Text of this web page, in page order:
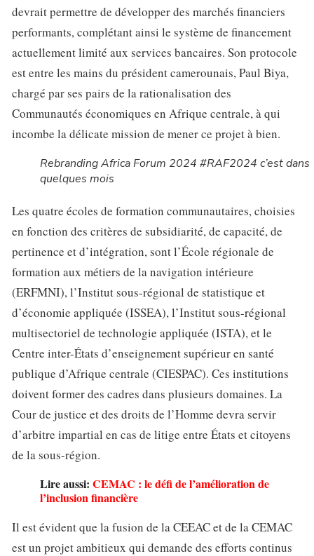
devrait permettre de développer des marchés financiers
performants, complétant ainsi le système de financement
actuellement limité aux services bancaires. Son protocole
est entre les mains du président camerounais, Paul Biya,
chargé par ses pairs de la rationalisation des
Communautés économiques en Afrique centrale, à qui
incombe la délicate mission de mener ce projet à bien.
Rebranding Africa Forum 2024 #RAF2024 c’est dans
quelques mois
Les quatre écoles de formation communautaires, choisies
en fonction des critères de subsidiarité, de capacité, de
pertinence et d’intégration, sont l’École régionale de
formation aux métiers de la navigation intérieure
(ERFMNI), l’Institut sous-régional de statistique et
d’économie appliquée (ISSEA), l’Institut sous-régional
multisectoriel de technologie appliquée (ISTA), et le
Centre inter-États d’enseignement supérieur en santé
publique d’Afrique centrale (CIESPAC). Ces institutions
doivent former des cadres dans plusieurs domaines. La
Cour de justice et des droits de l’Homme devra servir
d’arbitre impartial en cas de litige entre États et citoyens
de la sous-région.
Lire aussi: CEMAC : le défi de l’amélioration de
l’inclusion financière
Il est évident que la fusion de la CEEAC et de la CEMAC
est un projet ambitieux qui demande des efforts continus